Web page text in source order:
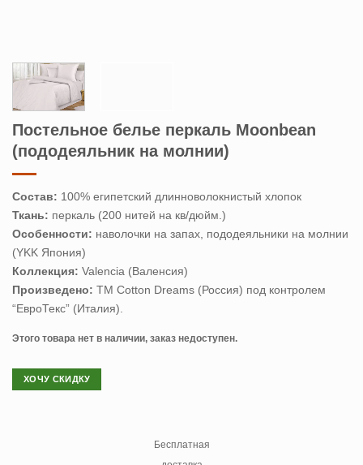
Постельное белье перкаль Moonbean
(пододеяльник на молнии)
Состав: 100% египетский длинноволокнистый хлопок
Ткань: перкаль (200 нитей на кв/дюйм.)
Особенности: наволочки на запах, пододеяльники на молнии
(YKK Япония)
Коллекция: Valenсia (Валенсия)
Произведено: ТМ Cotton Dreams (Россия) под контролем
“ЕвроТекс” (Италия).
Этого товара нет в наличии, заказ недоступен.
ХОЧУ СКИДКУ
Бесплатная